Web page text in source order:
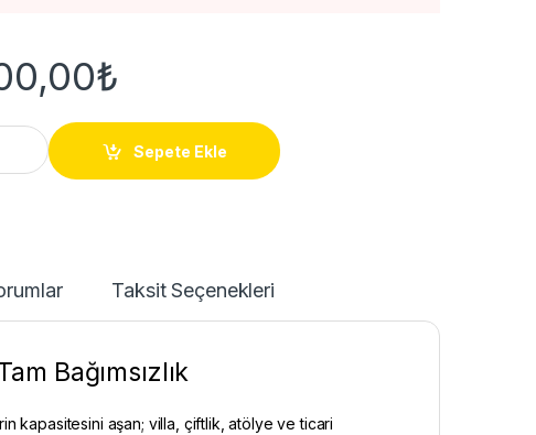
₺
2 – 11kW GES quantity
Sepete Ekle
Taksit Seçenekleri
Bağımsızlık
kapasitesini aşan; villa, çiftlik, atölye ve ticari